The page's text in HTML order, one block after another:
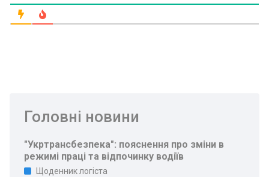
Головні новини
"Укртрансбезпека": пояснення про зміни в
режимі праці та відпочинку водіїв
Щоденник логіста